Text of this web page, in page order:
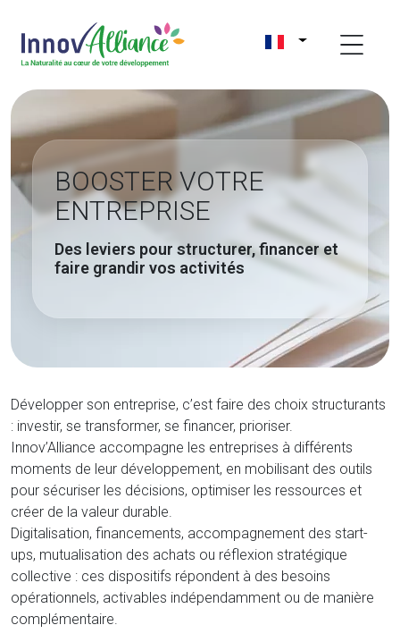
BOOSTER VOTRE
ENTREPRISE
Des leviers pour structurer, financer et
faire grandir vos activités
Développer son entreprise, c’est faire des choix structurants
: investir, se transformer, se financer, prioriser.
Innov’Alliance accompagne les entreprises à différents
moments de leur développement, en mobilisant des outils
pour sécuriser les décisions, optimiser les ressources et
créer de la valeur durable.
Digitalisation, financements, accompagnement des start-
ups, mutualisation des achats ou réflexion stratégique
collective : ces dispositifs répondent à des besoins
opérationnels, activables indépendamment ou de manière
complémentaire.